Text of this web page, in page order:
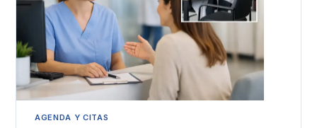
AGENDA Y CITAS